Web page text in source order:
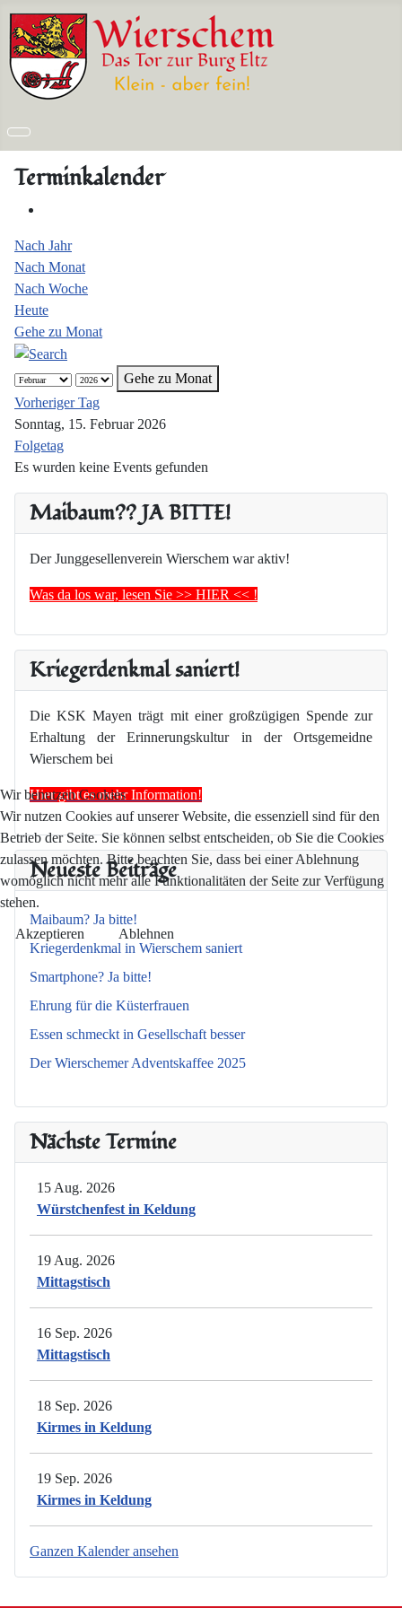
Maibaum?? JA BITTE!
Der Junggesellenverein Wierschem war aktiv!
Was da los war, lesen Sie >> HIER << !
Kriegerdenkmal saniert!
Die KSK Mayen trägt mit einer großzügigen Spende zur
Erhaltung der Erinnerungskultur in der Ortsgemeidne
Wierschem bei
Hier gibt es mehr Information!
Neueste Beiträge
Maibaum? Ja bitte!
Kriegerdenkmal in Wierschem saniert
Smartphone? Ja bitte!
Ehrung für die Küsterfrauen
Essen schmeckt in Gesellschaft besser
Der Wierschemer Adventskaffee 2025
Nächste Termine
15 Aug. 2026
Würstchenfest in Keldung
19 Aug. 2026
Mittagstisch
16 Sep. 2026
Mittagstisch
18 Sep. 2026
Kirmes in Keldung
19 Sep. 2026
Kirmes in Keldung
Ganzen Kalender ansehen
Terminkalender
Nach Jahr
Nach Monat
Nach Woche
Heute
Gehe zu Monat
Gehe zu Monat
Vorheriger Tag
Sonntag, 15. Februar 2026
Folgetag
Es wurden keine Events gefunden
Wir benutzen Cookies
Wir nutzen Cookies auf unserer Website, die essenziell sind für den
Betrieb der Seite. Sie können selbst entscheiden, ob Sie die Cookies
zulassen möchten. Bitte beachten Sie, dass bei einer Ablehnung
womöglich nicht mehr alle Funktionalitäten der Seite zur Verfügung
stehen.
Akzeptieren Ablehnen